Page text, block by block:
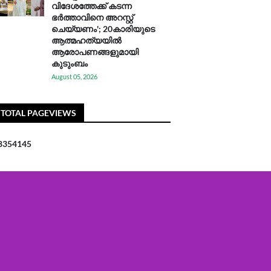
വിദേശത്തേക്ക് കടന്ന
ഭർത്താവിനെ അറസ്റ്റ്
ചെയ്യണം'; 20കാരിയുടെ
ആത്മഹത്യയിൽ
ആരോപണങ്ങളുമായി
കുടുംബം
August 05, 2026
TOTAL PAGEVIEWS
354145